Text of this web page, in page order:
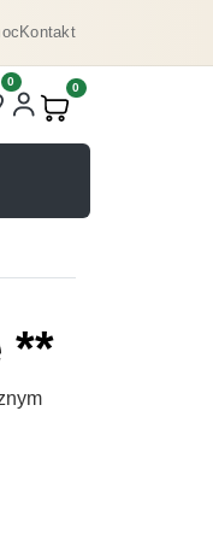
Kontakt
Liczba pozycji na liście
0
Produkty w koszyku:
0
**